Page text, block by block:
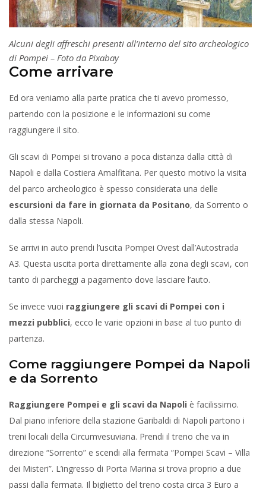
Alcuni degli affreschi presenti all’interno del sito archeologico
di Pompei – Foto da Pixabay
Come arrivare
Ed ora veniamo alla parte pratica che ti avevo promesso,
partendo con la posizione e le informazioni su come
raggiungere il sito.
Gli scavi di Pompei si trovano a poca distanza dalla città di
Napoli e dalla Costiera Amalfitana. Per questo motivo la visita
del parco archeologico è spesso considerata una delle
escursioni da fare in giornata da Positano, da Sorrento o
dalla stessa Napoli.
Se arrivi in auto prendi l’uscita Pompei Ovest dall’Autostrada
A3. Questa uscita porta direttamente alla zona degli scavi, con
tanto di parcheggi a pagamento dove lasciare l’auto.
Se invece vuoi raggiungere gli scavi di Pompei con i
mezzi pubblici, ecco le varie opzioni in base al tuo punto di
partenza.
Come raggiungere Pompei da Napoli
e da Sorrento
Raggiungere Pompei e gli scavi da Napoli è facilissimo.
Dal piano inferiore della stazione Garibaldi di Napoli partono i
treni locali della Circumvesuviana. Prendi il treno che va in
direzione “Sorrento” e scendi alla fermata “Pompei Scavi – Villa
dei Misteri”. L’ingresso di Porta Marina si trova proprio a due
passi dalla fermata. Il biglietto del treno costa circa 3 Euro a